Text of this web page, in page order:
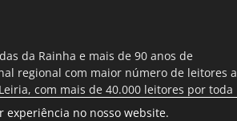
da Rainha e mais de 90 anos de
regional com maior número de leitores a
com mais de 40.000 leitores por toda
com distribuição em Portugal
no nosso website.